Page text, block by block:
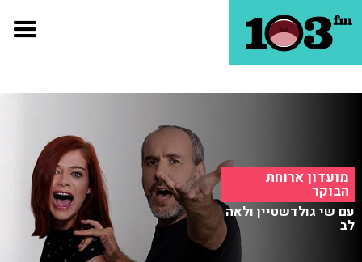
מועדון ארוחת
הבוקר
עם שי גולדשטיין ולאה
לב